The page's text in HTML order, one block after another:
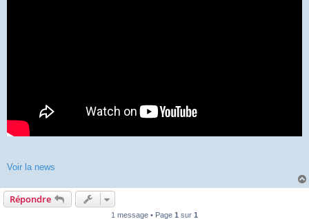
Voir la news
Répondre
1 message • Page 1 sur 1